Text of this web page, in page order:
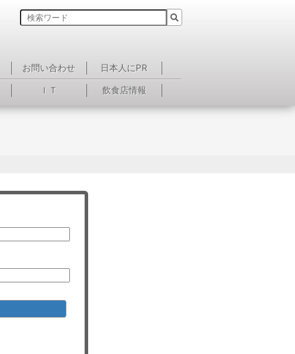
お問い合わせ
日本人にPR
ＩＴ 飲食店情報